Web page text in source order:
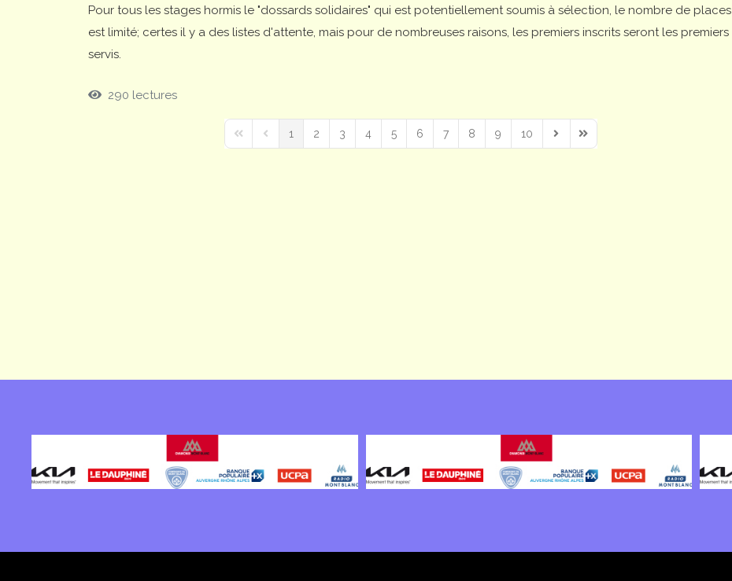
Pour tous les stages hormis le "dossards solidaires" qui est potentiellement soumis à sélection, le nombre de places
est limité; certes il y a des listes d'attente, mais pour de nombreuses raisons, les premiers inscrits seront les premiers
servis.
290 lectures
First PagePrevious Page
1 2 3 4 5 6 7 8 9 10
Next PageLast Page